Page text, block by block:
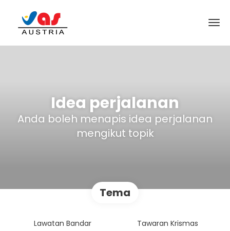
Idea perjalanan
Anda boleh menapis idea perjalanan
mengikut topik
Tema
Lawatan Bandar
Tawaran Krismas